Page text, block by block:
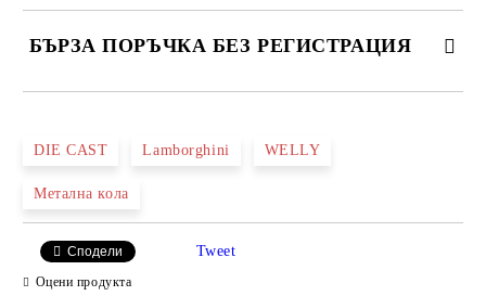
БЪРЗА ПОРЪЧКА БЕЗ РЕГИСТРАЦИЯ
Ние ще се свържем с вас в рамките на работния ден.
DIE CAST Lamborghini WELLY
Метална колa
Сподели Tweet
Оцени продукта